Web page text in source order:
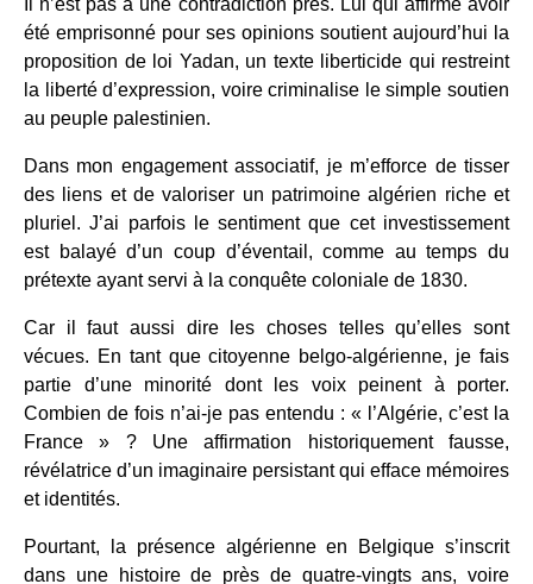
Il n’est pas à une contradiction près. Lui qui affirme avoir
été emprisonné pour ses opinions soutient aujourd’hui la
proposition de loi Yadan, un texte liberticide qui restreint
la liberté d’expression, voire criminalise le simple soutien
au peuple palestinien.
Dans mon engagement associatif, je m’efforce de tisser
des liens et de valoriser un patrimoine algérien riche et
pluriel. J’ai parfois le sentiment que cet investissement
est balayé d’un coup d’éventail, comme au temps du
prétexte ayant servi à la conquête coloniale de 1830.
Car il faut aussi dire les choses telles qu’elles sont
vécues. En tant que citoyenne belgo-algérienne, je fais
partie d’une minorité dont les voix peinent à porter.
Combien de fois n’ai-je pas entendu : « l’Algérie, c’est la
France » ? Une affirmation historiquement fausse,
révélatrice d’un imaginaire persistant qui efface mémoires
et identités.
Pourtant, la présence algérienne en Belgique s’inscrit
dans une histoire de près de quatre-vingts ans, voire